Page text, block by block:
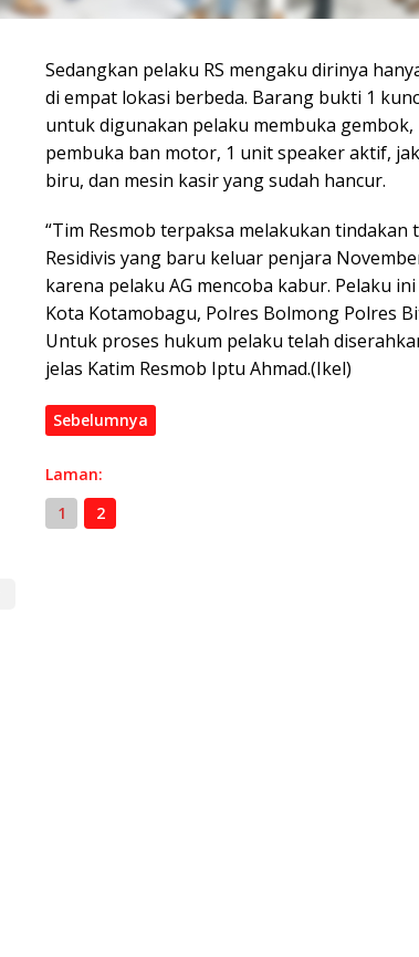
Sedangkan pelaku RS mengaku dirinya
di empat lokasi berbeda. Barang bukti 1
untuk digunakan pelaku membuka
pembuka ban motor, 1 unit speaker aktif,
biru, dan mesin kasir yang sudah hancur.
“Tim Resmob terpaksa melakukan tindakan
Residivis yang baru keluar penjara
karena pelaku AG mencoba kabur. Pelaku
Kota Kotamobagu, Polres Bolmong Polres
Untuk proses hukum pelaku telah
jelas Katim Resmob Iptu Ahmad.(Ikel)
Sebelumnya
Laman:
1
2